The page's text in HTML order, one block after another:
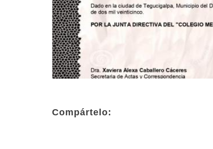
Compártelo: